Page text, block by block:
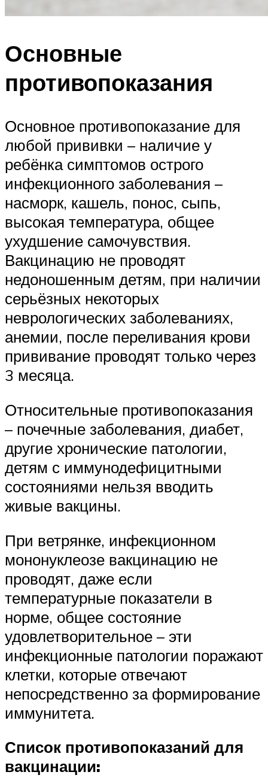
Основные
противопоказания
Основное противопоказание для
любой прививки – наличие у
ребёнка симптомов острого
инфекционного заболевания –
насморк, кашель, понос, сыпь,
высокая температура, общее
ухудшение самочувствия.
Вакцинацию не проводят
недоношенным детям, при наличии
серьёзных некоторых
неврологических заболеваниях,
анемии, после переливания крови
прививание проводят только через
3 месяца.
Относительные противопоказания
– почечные заболевания, диабет,
другие хронические патологии,
детям с иммунодефицитными
состояниями нельзя вводить
живые вакцины.
При ветрянке, инфекционном
мононуклеозе вакцинацию не
проводят, даже если
температурные показатели в
норме, общее состояние
удовлетворительное – эти
инфекционные патологии поражают
клетки, которые отвечают
непосредственно за формирование
иммунитета.
Список противопоказаний для
вакцинации: